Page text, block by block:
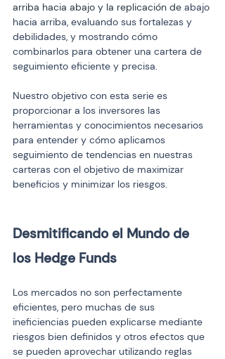
arriba hacia abajo y la replicación de abajo
hacia arriba, evaluando sus fortalezas y
debilidades, y mostrando cómo
combinarlos para obtener una cartera de
seguimiento eficiente y precisa.
Nuestro objetivo con esta serie es
proporcionar a los inversores las
herramientas y conocimientos necesarios
para entender y cómo aplicamos
seguimiento de tendencias en nuestras
carteras con el objetivo de maximizar
beneficios y minimizar los riesgos.
Desmitificando el Mundo de
los Hedge Funds
Los mercados no son perfectamente
eficientes, pero muchas de sus
ineficiencias pueden explicarse mediante
riesgos bien definidos y otros efectos que
se pueden aprovechar utilizando reglas